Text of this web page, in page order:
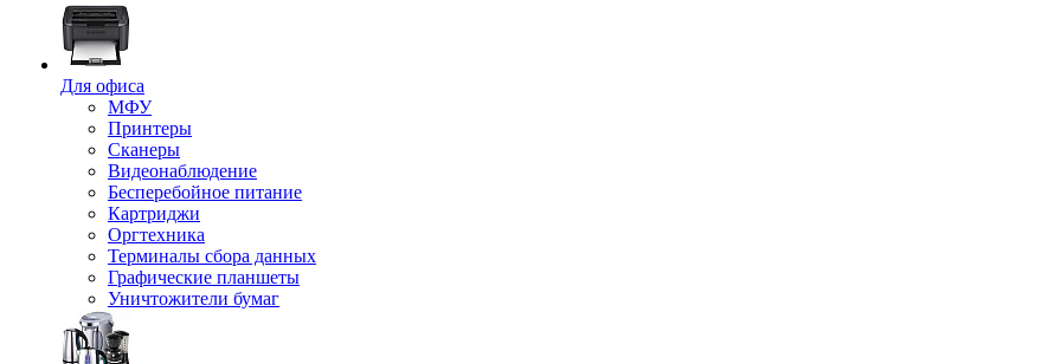
Для офиса
МФУ
Принтеры
Сканеры
Видеонаблюдение
Бесперебойное питание
Картриджи
Оргтехника
Терминалы сбора данных
Графические планшеты
Уничтожители бумаг